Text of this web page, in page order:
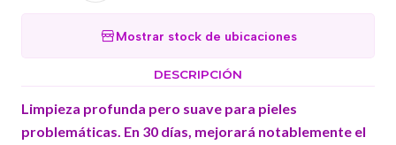
Mostrar stock de ubicaciones
DESCRIPCIÓN
Limpieza profunda pero suave para pieles
problemáticas. En 30 días, mejorará notablemente el